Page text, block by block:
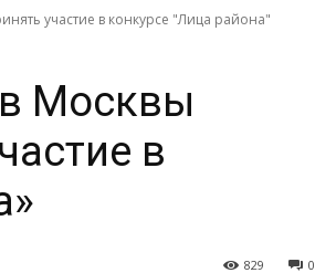
участие в конкурсе "Лица района"
Москвы
в
0
829